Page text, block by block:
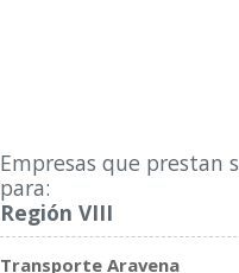
Empresas que prestan
para:
Región VIII
Transporte Aravena